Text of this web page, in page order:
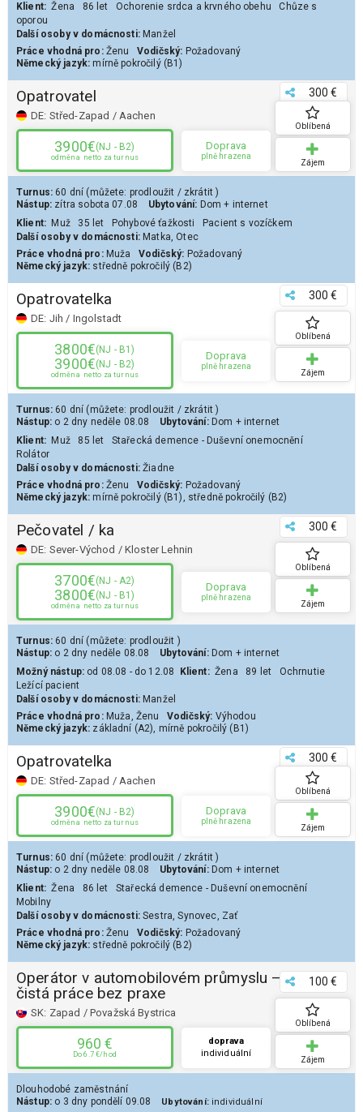
Klient: Žena 86 let Ochorenie srdca a krvného obehu
Chůze s
oporou
Další osoby v domácnosti: Manžel
Práce vhodná pro:Ženu Vodičský: Požadovaný
Německý jazyk: mírně pokročilý (B1)
Opatrovatel
DE: Střed-Zapad / Aachen
300 €
3900€(NJ - B2)
odměna netto za turnus
Doprava
plně hrazena
Oblíbená
Zájem
Turnus: 60 dní (můžete: prodloužit / zkrátit)
Nástup: zítra sobota 07.08 Ubytování: Dom + internet
Klient: Muž 35 let Pohybové ťažkosti
Pacient s vozíčkem
Další osoby v domácnosti: Matka, Otec
Práce vhodná pro:Muža Vodičský: Požadovaný
Německý jazyk: středně pokročilý (B2)
Opatrovatelka
DE: Jih / Ingolstadt
300 €
3800€(NJ - B1)
3900€(NJ - B2)
odměna netto za turnus
Doprava
plně hrazena
Oblíbená
Zájem
Turnus: 60 dní (můžete: prodloužit / zkrátit)
Nástup: o 2 dny neděle 08.08 Ubytování: Dom + internet
Klient: Muž 85 let
Stařecká demence - Duševní onemocnění
Rolátor
Další osoby v domácnosti: Žiadne
Práce vhodná pro:Ženu Vodičský: Požadovaný
Německý jazyk: mírně pokročilý (B1), středně pokročilý (B2)
Pečovatel / ka
DE: Sever-Východ / Kloster Lehnin
300 €
3700€(NJ - A2)
3800€(NJ - B1)
odměna netto za turnus
Doprava
plně hrazena
Oblíbená
Zájem
Turnus: 60 dní (můžete: prodloužit )
Nástup: o 2 dny neděle 08.08 Ubytování: Dom + internet
Možný nástup: od 08.08 - do 12.08 Klient: Žena 89 let
Ochrnutie
Ležící pacient
Další osoby v domácnosti: Manžel
Práce vhodná pro:Muža, Ženu Vodičský: Výhodou
Německý jazyk: základní (A2), mírně pokročilý (B1)
Opatrovatelka
DE: Střed-Zapad / Aachen
300 €
3900€(NJ - B2)
odměna netto za turnus
Doprava
plně hrazena
Oblíbená
Zájem
Turnus: 60 dní (můžete: prodloužit / zkrátit)
Nástup: o 2 dny neděle 08.08 Ubytování: Dom + internet
Klient: Žena 86 let
Stařecká demence - Duševní onemocnění
Mobilny
Další osoby v domácnosti: Sestra, Synovec, Zať
Práce vhodná pro:Ženu Vodičský: Požadovaný
Německý jazyk: středně pokročilý (B2)
Operátor v automobilovém průmyslu –
čistá práce bez praxe
SK: Zapad / Považská Bystrica
100 €
960 €
Do 6.7 €/hod
doprava
individuální
Oblíbená
Zájem
Dlouhodobé zaměstnání
Nástup: o 3 dny pondělí 09.08 Ubytování: individuální